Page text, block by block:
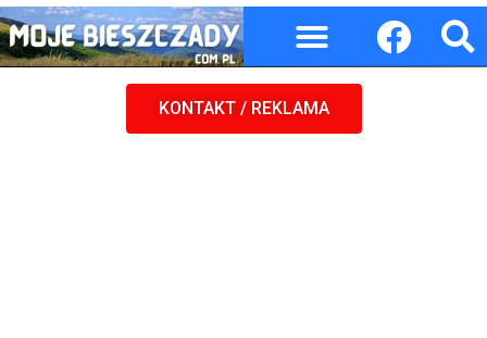
KONTAKT / REKLAMA